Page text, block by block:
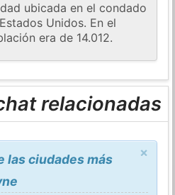
ubicada en el condado
Unidos. En el
era de 14.012.
relacionadas
×
las ciudades más